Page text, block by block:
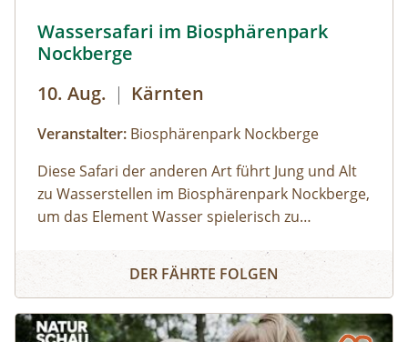
Handtuch, Jausenbox + Eisgeld (max €5,- am
Tag)
Wassersafari im Biosphärenpark
Nockberge
10. Aug. | Kärnten
Veranstalter: Biosphärenpark Nockberge
Diese Safari der anderen Art führt Jung und Alt
zu Wasserstellen im Biosphärenpark Nockberge,
um das Element Wasser spielerisch zu
Biosphärenpark-Ranger ganz genau, wie sich die
Tier- und Pflanzenwelt an den Lebensraum
Wassersafari im Biosphärenpark Nockberge
DER FÄHRTE FOLGEN